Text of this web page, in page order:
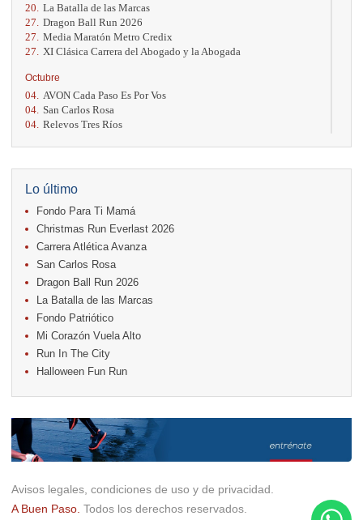
20. La Batalla de las Marcas
27. Dragon Ball Run 2026
27. Media Maratón Metro Credix
27.
XI Clásica Carrera del Abogado y la Abogada
Octubre
04. AVON Cada Paso Es Por Vos
04. San Carlos Rosa
04. Relevos Tres Ríos
17. Caribe Paradise Run
18.
Casa Turire Trail Run
18. Warriors Run Circuit
18. Samsung Jacó Beach Half Marathon 2026
25. KRun by Under Armour
25. Run Alajuela
Noviembre
08. Lindora Run
15. Entre Pan y Rosas
Diciembre
06. Trail Vulcania 2026
12. Media Maratón Puntarenas 2026
Lo último
Fondo Para Ti Mamá
Christmas Run Everlast 2026
Carrera Atlética Avanza
San Carlos Rosa
Dragon Ball Run 2026
La Batalla de las Marcas
Fondo Patriótico
Mi Corazón Vuela Alto
Run In The City
Halloween Fun Run
Avisos legales, condiciones de uso y de privacidad.
A Buen Paso. Todos los derechos reservados.